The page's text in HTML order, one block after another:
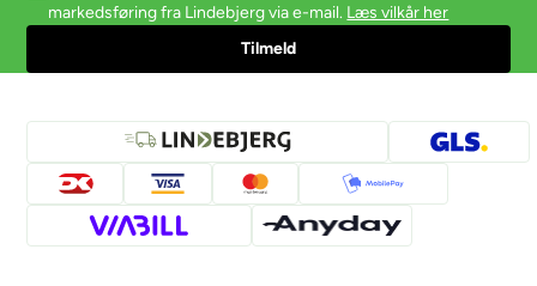
markedsføring fra Lindebjerg via e-mail. Læs vilkår her